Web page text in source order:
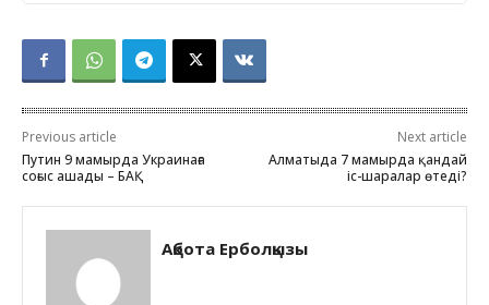
Previous article
Путин 9 мамырда Украинаға
соғыс ашады – БАҚ
Next article
Алматыда 7 мамырда қандай
іс-шаралар өтеді?
Ақбота Ерболқызы